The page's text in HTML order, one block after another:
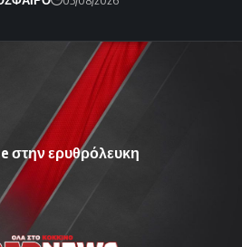
στην ερυθρόλευκη